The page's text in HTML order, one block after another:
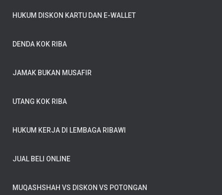
HUKUM DISKON KARTU DAN E-WALLET
DENDA KOK RIBA
JAMAK BUKAN MUSAFIR
UTANG KOK RIBA
HUKUM KERJA DI LEMBAGA RIBAWI
JUAL BELI ONLINE
MUQASHSHAH VS DISKON VS POTONGAN